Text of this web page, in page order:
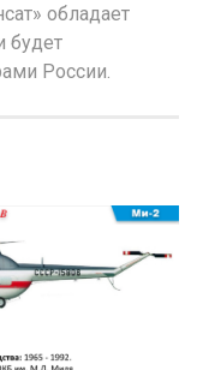
обладает
будет
России.